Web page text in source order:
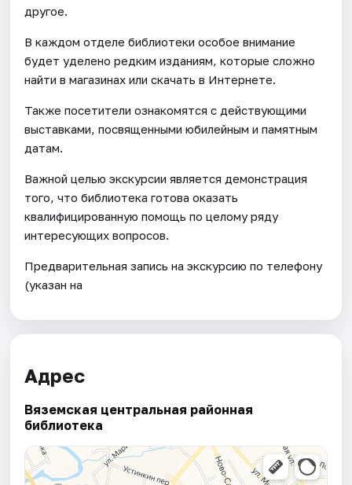
другое.
В каждом отделе библиотеки особое внимание
будет уделено редким изданиям, которые сложно
найти в магазинах или скачать в Интернете.
Также посетители ознакомятся с действующими
выставками, посвященными юбилейным и памятным
датам.
Важной целью экскурсии является демонстрация
того, что библиотека готова оказать
квалифицированную помощь по целому ряду
интересующих вопросов.
Предварительная запись на экскурсию по телефону
(указан на
Адрес
Вяземская центральная районная
библиотека